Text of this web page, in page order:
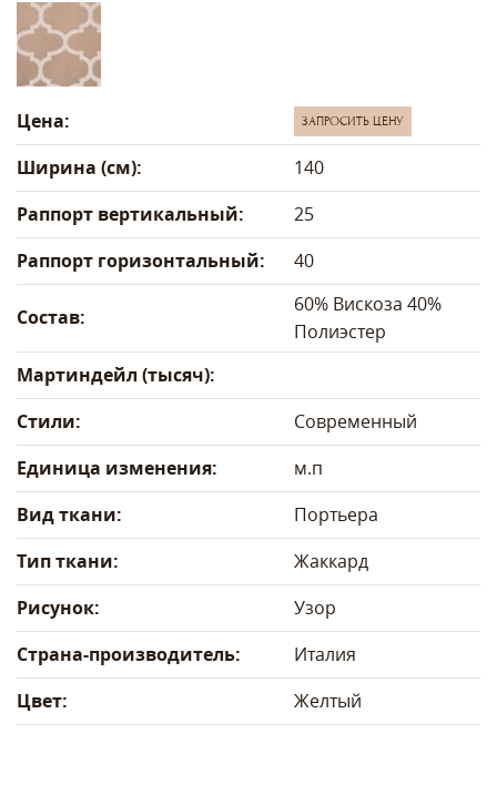
Цена: ЗАПРОСИТЬ ЦЕНУ
Ширина (см):
140
Раппорт вертикальный:
25
Раппорт горизонтальный:
40
Состав:
60% Вискоза 40%
Полиэстер
Мартиндейл (тысяч):
Стили:
Современный
Единица изменения:
м.п
Вид ткани:
Портьера
Тип ткани:
Жаккард
Рисунок:
Узор
Страна-производитель:
Италия
Цвет:
Желтый